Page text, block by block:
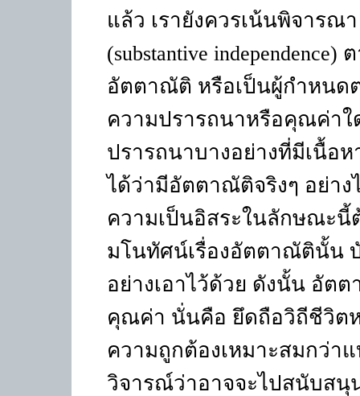
แล้ว เรายังควรเน้นพิจารณ
(substantive independence)
อัตตาณัติ หรือเป็นผู้กำหนด
ความปรารถนาหรือคุณค่าใ
ปรารถนาบางอย่างที่มีเนื้อ
ได้ว่ามีอัตตาณัติจริงๆ อย่า
ความเป็นอิสระในลักษณะนี้
มโนทัศน์เรื่องอัตตาณัตินั้น
อย่างเอาไว้ด้วย ดังนั้น อัต
คุณค่า นั่นคือ ยึดถือวิถีชีวิต
ความถูกต้องเหมาะสมกว่า
วิจารณ์ว่าอาจจะไปสนับสนุ